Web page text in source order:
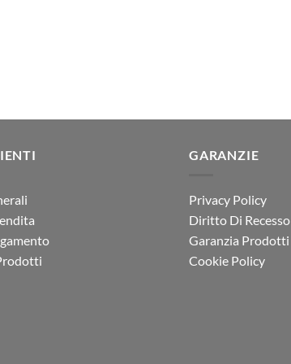
GARANZIE
Privacy Policy
Diritto Di Recesso
Garanzia Prodotti
Cookie Policy